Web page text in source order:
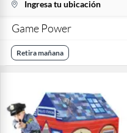
icon
Ingresa tu ubicación
Game Power
Retira mañana